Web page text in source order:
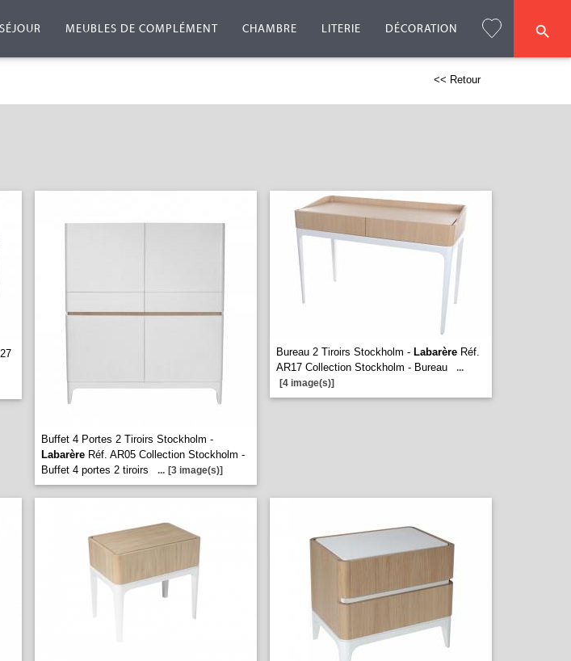
SÉJOUR MEUBLES DE COMPLÉMENT CHAMBRE LITERIE DÉCORATION
<< Retour
Buffet 4 Portes 2 Tiroirs Stockholm -
Labarère Réf. AR05 Collection Stockholm -
Buffet 4 portes 2 tiroirs
... [3 image(s)]
Bureau 2 Tiroirs Stockholm - Labarère Réf.
AR17 Collection Stockholm - Bureau
...
[4 image(s)]